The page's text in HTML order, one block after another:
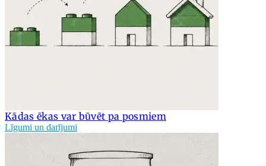
Kādas ēkas var būvēt pa posmiem
Līgumi un darījumi